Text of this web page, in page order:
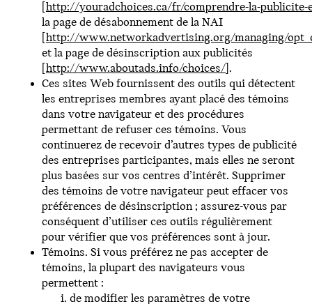
http://youradchoices.ca/fr/comprendre-la-publicite-
la page de désabonnement de la NAI
http://www.networkadvertising.org/managing/
et la page de désinscription aux publicités
http://www.aboutads.info/choices/ ].
Ces sites Web fournissent des outils qui détectent
les entreprises membres ayant placé des témoins
dans votre navigateur et des procédures
permettant de refuser ces témoins. Vous
continuerez de recevoir d’autres types de publicité
des entreprises participantes, mais elles ne seront
plus basées sur vos centres d’intérêt. Supprimer
des témoins de votre navigateur peut effacer vos
préférences de désinscription ; assurez-vous par
conséquent d’utiliser ces outils régulièrement
pour vérifier que vos préférences sont à jour.
Témoins. Si vous préférez ne pas accepter de
témoins, la plupart des navigateurs vous
permettent :
de modifier les paramètres de votre